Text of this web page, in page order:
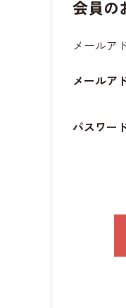
会員の
メールア
メールア
パスワー